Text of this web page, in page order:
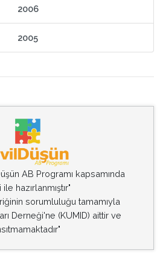
2006
2005
AB Programı kapsamında
hazırlanmıştır"
sorumluluğu tamamıyla
Derneği'ne (KUMID) aittir ve